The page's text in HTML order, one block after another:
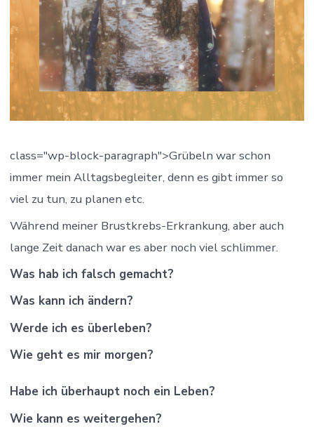
class="wp-block-paragraph">Grübeln war schon
immer mein Alltagsbegleiter, denn es gibt immer so
viel zu tun, zu planen etc.
Während meiner Brustkrebs-Erkrankung, aber auch
lange Zeit danach war es aber noch viel schlimmer.
Was hab ich falsch gemacht?
Was kann ich ändern?
Werde ich es überleben?
Wie geht es mir morgen?
Habe ich überhaupt noch ein Leben?
Wie kann es weitergehen?